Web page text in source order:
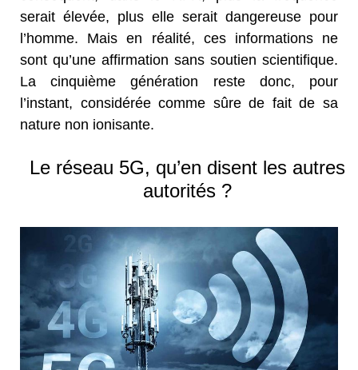
serait élevée, plus elle serait dangereuse pour
l’homme. Mais en réalité, ces informations ne
sont qu’une affirmation sans soutien scientifique.
La cinquième génération reste donc, pour
l’instant, considérée comme sûre de fait de sa
nature non ionisante.
Le réseau 5G, qu’en disent les autres
autorités ?